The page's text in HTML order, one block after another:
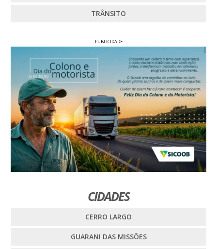
TRÂNSITO
PUBLICIDADE
CIDADES
CERRO LARGO
GUARANI DAS MISSÕES